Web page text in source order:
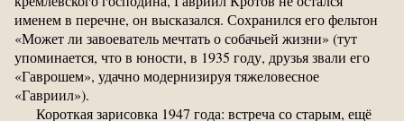
именем в перечне, он высказался. Сохранился его фельтон
«Может ли завоеватель мечтать о собачьей жизни» (тут
упоминается, что в юности, в 1935 году, друзья звали его
«Гаврошем», удачно модернизируя тяжеловесное
«Гавриил»).
Короткая зарисовка 1947 года: встреча со старым, ещё